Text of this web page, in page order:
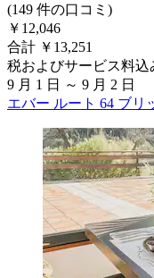
(149 件の口コミ)
￥12,046
合計 ￥13,251
税およびサービス料込
9 月 1 日 ～ 9 月 2 日
エバー ルート 64 ブリ